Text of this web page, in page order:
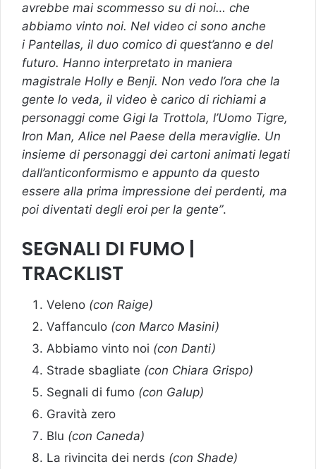
avrebbe mai scommesso su di noi… che
abbiamo vinto noi. Nel video ci sono anche
i Pantellas, il duo comico di quest’anno e del
futuro. Hanno interpretato in maniera
magistrale Holly e Benji. Non vedo l’ora che la
gente lo veda, il video è carico di richiami a
personaggi come Gigi la Trottola, l’Uomo Tigre,
Iron Man, Alice nel Paese della meraviglie. Un
insieme di personaggi dei cartoni animati legati
dall’anticonformismo e appunto da questo
essere alla prima impressione dei perdenti, ma
poi diventati degli eroi per la gente”.
SEGNALI DI FUMO |
TRACKLIST
Veleno (con Raige)
Vaffanculo (con Marco Masini)
Abbiamo vinto noi (con Danti)
Strade sbagliate (con Chiara Grispo)
Segnali di fumo (con Galup)
Gravità zero
Blu (con Caneda)
La rivincita dei nerds (con Shade)